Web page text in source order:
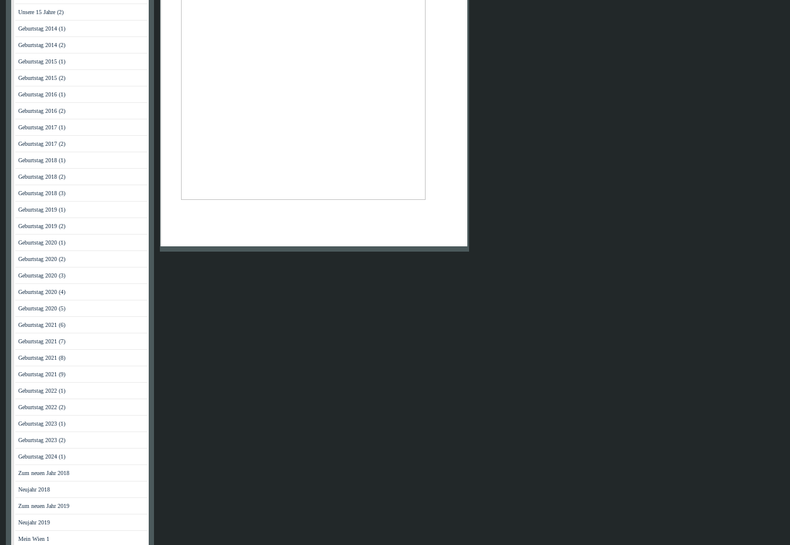
Unsere 15 Jahre (2)
Geburtstag 2014 (1)
Geburtstag 2014 (2)
Geburtstag 2015 (1)
Geburtstag 2015 (2)
Geburtstag 2016 (1)
Geburtstag 2016 (2)
Geburtstag 2017 (1)
Geburtstag 2017 (2)
Geburtstag 2018 (1)
Geburtstag 2018 (2)
Geburtstag 2018 (3)
Geburtstag 2019 (1)
Geburtstag 2019 (2)
Geburtstag 2020 (1)
Geburtstag 2020 (2)
Geburtstag 2020 (3)
Geburtstag 2020 (4)
Geburtstag 2020 (5)
Geburtstag 2021 (6)
Geburtstag 2021 (7)
Geburtstag 2021 (8)
Geburtstag 2021 (9)
Geburtstag 2022 (1)
Geburtstag 2022 (2)
Geburtstag 2023 (1)
Geburtstag 2023 (2)
Geburtstag 2024 (1)
Zum neuen Jahr 2018
Neujahr 2018
Zum neuen Jahr 2019
Neujahr 2019
Mein Wien 1